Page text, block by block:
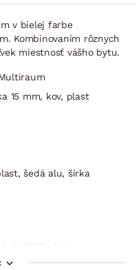
v bielej farbe
Kombinovaním rôznych
miestnosť vášho bytu.
15 mm, kov, plast
šedá alu, šírka